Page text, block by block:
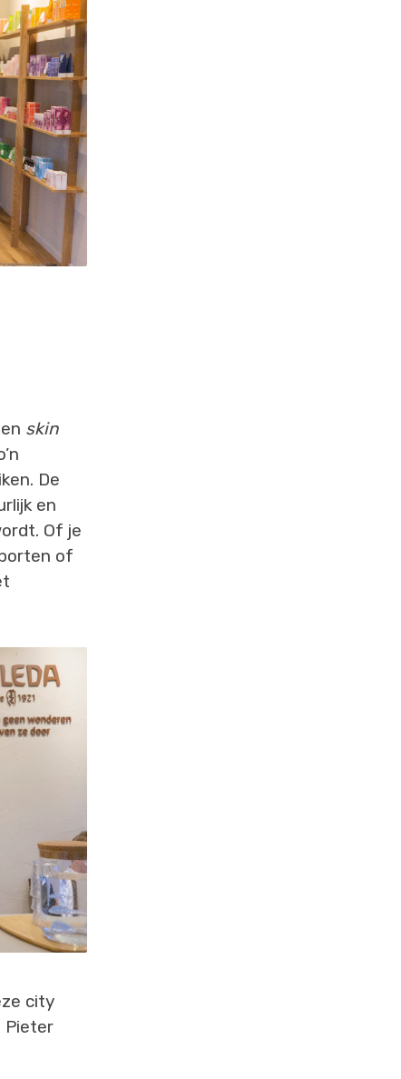
skin
De
en
Of je
of
city
Pieter